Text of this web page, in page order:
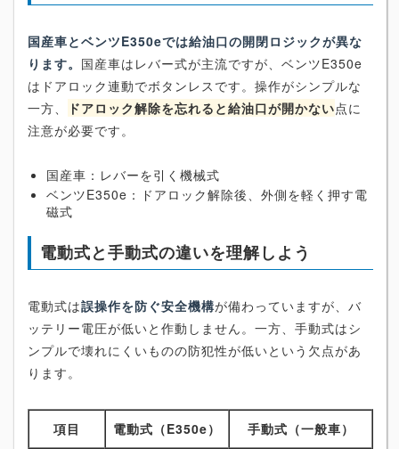
国産車とベンツE350eでは給油口の開閉ロジックが異な
ります。 国産車はレバー式が主流ですが、ベンツE350e
はドアロック連動でボタンレスです。操作がシンプルな
一方、
ドアロック解除を忘れると給油口が開かない点に
注意が必要です。
国産車：レバーを引く機械式
ベンツE350e：ドアロック解除後、外側を軽く押す電
磁式
電動式と手動式の違いを理解しよう
電動式は誤操作を防ぐ安全機構が備わっていますが、バ
ッテリー電圧が低いと作動しません。一方、手動式はシ
ンプルで壊れにくいものの防犯性が低いという欠点があ
ります。
項目 電動式（E350e） 手動式（一般車）